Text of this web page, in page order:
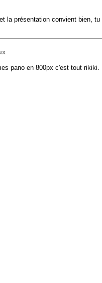
la présentation convient bien,
pano en 800px c'est tout rikiki.